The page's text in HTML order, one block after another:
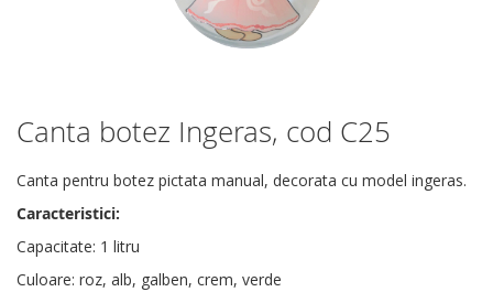
Canta botez Ingeras, cod C25
Canta pentru botez pictata manual, decorata cu model ingeras.
Caracteristici:
Capacitate: 1 litru
Culoare: roz, alb, galben, crem, verde
Skip
to
beginning
of
images
gallery